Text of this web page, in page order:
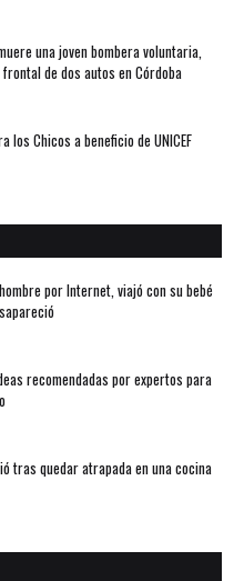
una joven bombera voluntaria,
de dos autos en Córdoba
los Chicos a beneficio de UNICEF
por Internet, viajó con su bebé
recomendadas por expertos para
tras quedar atrapada en una cocina